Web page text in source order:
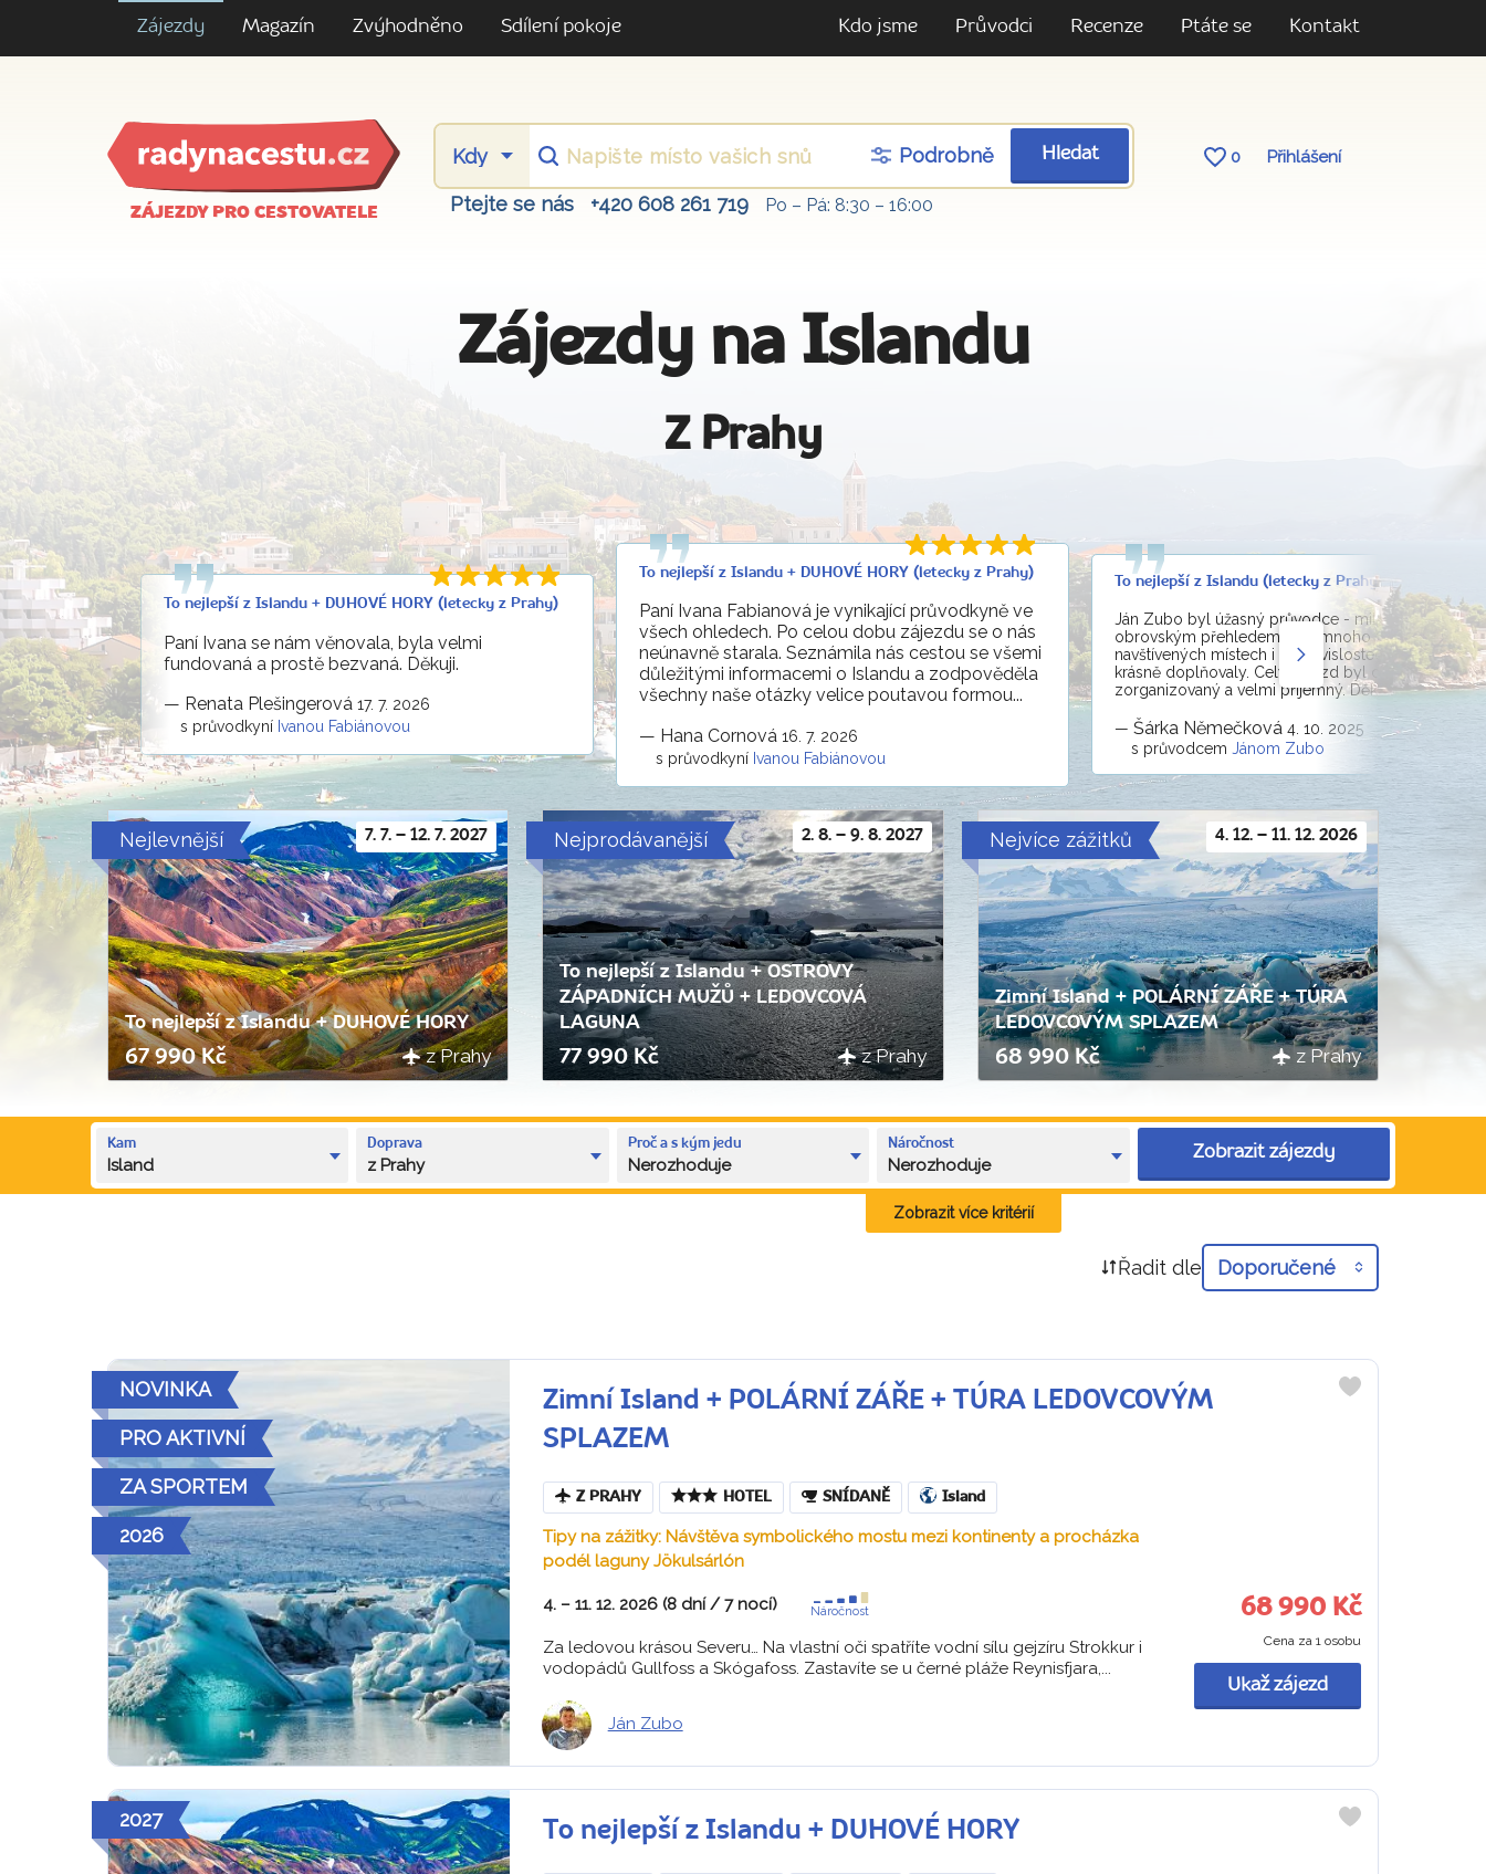
Zájezdy Magazín Zvýhodněno Sdílení pokoje Kdo jsme Průvodci Recenze Ptáte se Kontakt
ZÁJEZDY PRO CESTOVATELE
Podrobně Hledat 0 Přihlášení
Ptejte se nás +420 608 261 719 Po – Pá: 8:30 – 16:00
Zájezdy na Islandu
Z Prahy
To nejlepší z Islandu + DUHOVÉ HORY (letecky z Prahy)
Paní Ivana se nám věnovala, byla velmi
fundovaná a prostě bezvaná. Děkuji.
— Renata Plešingerová 17. 7. 2026
s průvodkyní Ivanou Fabiánovou
To nejlepší z Islandu + DUHOVÉ HORY (letecky z Prahy)
Paní Ivana Fabianová je vynikající průvodkyně ve
všech ohledech. Po celou dobu zájezdu se o nás
neúnavně starala. Seznámila nás cestou se všemi
důležitými informacemi o Islandu a zodpověděla
všechny naše otázky velice poutavou formou...
— Hana Cornová 16. 7. 2026
s průvodkyní Ivanou Fabiánovou
To nejlepší z Islandu (letecky z Prahy)
Ján Zubo byl úžasný průvodce - milý, ochotný a s
obrovským přehledem. Měl mnoho znalostí o
navštívených místech i o souvislostech, které výklad
krásně doplňovaly. Celý zájezd byl díky němu
zorganizovaný a velmi příjemný. Děkujeme.
— Šárka Němečková 4. 10. 2025
s průvodcem Jánom Zubo
7. 7. – 12. 7. 2027
Nejlevnější
To nejlepší z Islandu + DUHOVÉ HORY
67 990 Kč z Prahy
2. 8. – 9. 8. 2027
Nejprodávanější
To nejlepší z Islandu + OSTROVY
ZÁPADNÍCH MUŽŮ + LEDOVCOVÁ
LAGUNA
77 990 Kč z Prahy
4. 12. – 11. 12. 2026
Nejvíce zážitků
Zimní Island + POLÁRNÍ ZÁŘE + TÚRA
LEDOVCOVÝM SPLAZEM
68 990 Kč z Prahy
Kam
Island
Doprava
z Prahy
Proč a s kým jedu
Nerozhoduje
Náročnost
Nerozhoduje
Zobrazit zájezdy
Zobrazit více kritérií
Řadit dle Doporučené
NOVINKA
PRO AKTIVNÍ
ZA SPORTEM
2026
Zimní Island + POLÁRNÍ ZÁŘE + TÚRA LEDOVCOVÝM
SPLAZEM
Z PRAHY HOTEL SNÍDANĚ Island
Tipy na zážitky: Návštěva symbolického mostu mezi kontinenty a procházka
podél laguny Jökulsárlón
4. – 11. 12. 2026 (8 dní / 7 nocí) Náročnost
Za ledovou krásou Severu… Na vlastní oči spatříte vodní sílu gejzíru Strokkur i
vodopádů Gullfoss a Skógafoss. Zastavíte se u černé pláže Reynisfjara,...
Ján Zubo
68 990 Kč
Cena za 1 osobu
Ukaž zájezd
2027 To nejlepší z Islandu + DUHOVÉ HORY